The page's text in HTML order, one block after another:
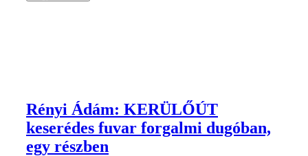
Rényi Ádám: KERÜLŐÚT
keserédes fuvar forgalmi dugóban,
egy részben